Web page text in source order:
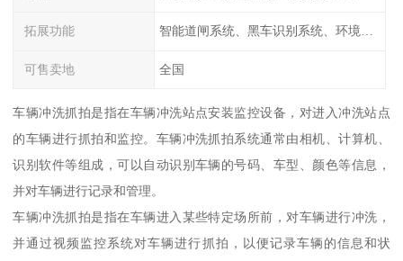
拓展功能
可售卖地 全国
车辆冲洗抓拍是指在车辆冲洗站点安装监控设备，对进入冲洗站点
的车辆进行抓拍和监控。车辆冲洗抓拍系统通常由相机、计算机、
识别软件等组成，可以自动识别车辆的号码、车型、颜色等信息，
并对车辆进行记录和管理。
车辆冲洗抓拍是指在车辆进入某些特定场所前，对车辆进行冲洗，
并通过视频监控系统对车辆进行抓拍，以便记录车辆的信息和状